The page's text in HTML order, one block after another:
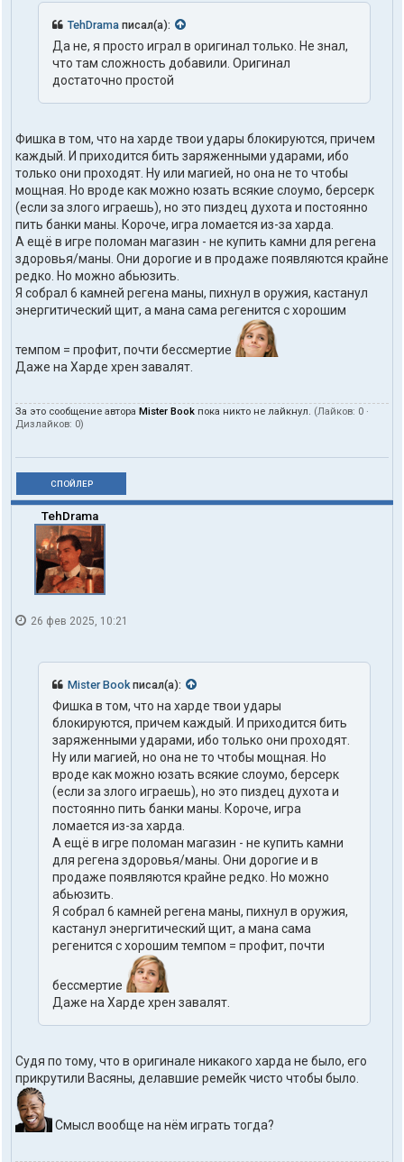
TehDrama писал(а):
Да не, я просто играл в оригинал только. Не знал,
что там сложность добавили. Оригинал
достаточно простой
Фишка в том, что на харде твои удары блокируются, причем
каждый. И приходится бить заряженными ударами, ибо
только они проходят. Ну или магией, но она не то чтобы
мощная. Но вроде как можно юзать всякие слоумо, берсерк
(если за злого играешь), но это пиздец духота и постоянно
пить банки маны. Короче, игра ломается из-за харда.
А ещё в игре поломан магазин - не купить камни для регена
здоровья/маны. Они дорогие и в продаже появляются крайне
редко. Но можно абьюзить.
Я собрал 6 камней регена маны, пихнул в оружия, кастанул
энергитический щит, а мана сама регенится с хорошим
темпом = профит, почти бессмертие
Даже на Харде хрен завалят.
За это сообщение автора Mister Book пока никто не лайкнул. (Лайков: 0 ·
Дизлайков: 0)
СПОЙЛЕР
TehDrama
26 фев 2025, 10:21
Mister Book писал(а):
Фишка в том, что на харде твои удары
блокируются, причем каждый. И приходится бить
заряженными ударами, ибо только они проходят.
Ну или магией, но она не то чтобы мощная. Но
вроде как можно юзать всякие слоумо, берсерк
(если за злого играешь), но это пиздец духота и
постоянно пить банки маны. Короче, игра
ломается из-за харда.
А ещё в игре поломан магазин - не купить камни
для регена здоровья/маны. Они дорогие и в
продаже появляются крайне редко. Но можно
абьюзить.
Я собрал 6 камней регена маны, пихнул в оружия,
кастанул энергитический щит, а мана сама
регенится с хорошим темпом = профит, почти
бессмертие
Даже на Харде хрен завалят.
Судя по тому, что в оригинале никакого харда не было, его
прикрутили Васяны, делавшие ремейк чисто чтобы было.
Смысл вообще на нём играть тогда?